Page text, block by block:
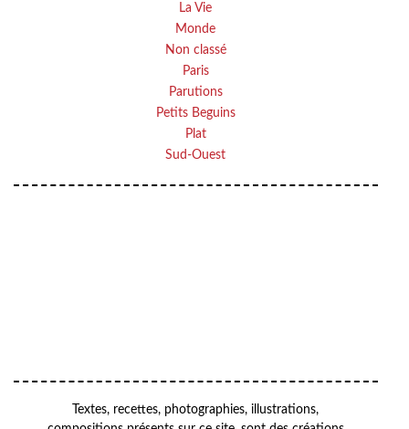
La Vie
Monde
Non classé
Paris
Parutions
Petits Beguins
Plat
Sud-Ouest
Textes, recettes, photographies, illustrations,